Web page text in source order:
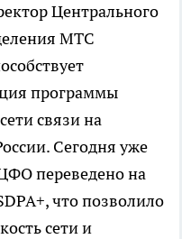
Центрального
МТС
программы
связи на
Сегодня уже
переведено на
что позволило
сети и